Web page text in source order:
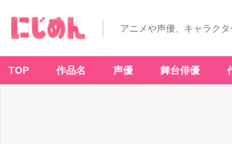
アニメや声優、キャラク
TOP 作品名 声優 舞台俳優